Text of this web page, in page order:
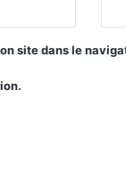
site dans le